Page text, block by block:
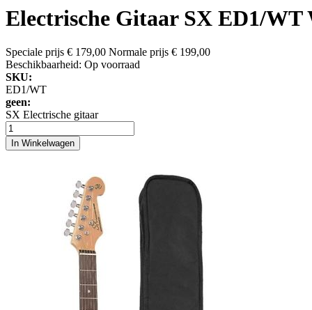
Electrische Gitaar SX ED1/
Speciale prijs € 179,00 Normale prijs € 199,00
Beschikbaarheid: Op voorraad
SKU:
ED1/WT
geen:
SX Electrische gitaar
In Winkelwagen